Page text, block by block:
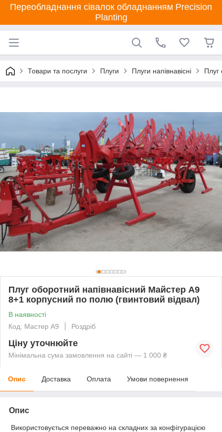
Переобладнання сівалок обладнанням Precision
Planting
Товари та послуги Плуги Плуги напівнавісні Плуг
Плуг оборотний напівнавісний Майстер А9
8+1 корпусний по полю (гвинтовий відвал)
В наявності
Код: Мастер А9
Роздріб
Ціну уточнюйте
Мінімальна сума замовлення на сайті — 1 000 ₴
Опис Доставка Оплата Умови повернення
Опис
Використовується переважно на складних за конфігурацією